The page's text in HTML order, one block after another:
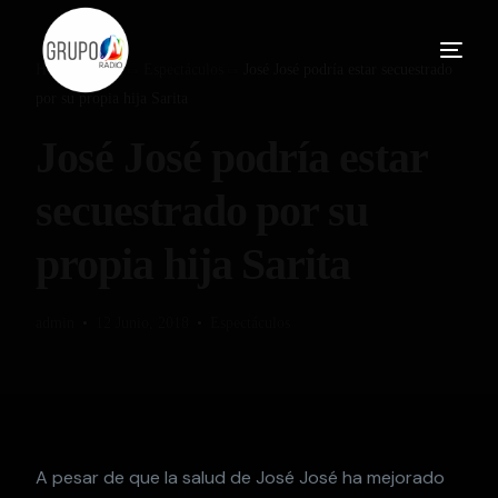
Home Blog
por su propia hija Sarita
A pesar de que la salud de José José ha mejorado